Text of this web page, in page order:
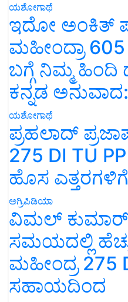
ಯಶೋಗಾಥೆ
ಇದೋ ಅಂಕಿತ್
ಮಹೀಂದ್ರಾ 605
ಬಗ್ಗೆ ನಿಮ್ಮ ಹಿಂದಿ
ಕನ್ನಡ ಅನುವಾದ:
ಯಶೋಗಾಥೆ
ಪ್ರಹಲಾದ್
275 DI TU
ಹೊಸ ಎತ್ತರಗಳಿಗೆ
ಅಗ್ರಿಪಿಡಿಯಾ
ವಿಮಲ್
ಸಮಯದಲ್ಲಿ
ಮಹೀಂದ್ರ 275
ಸಹಾಯದಿಂದ